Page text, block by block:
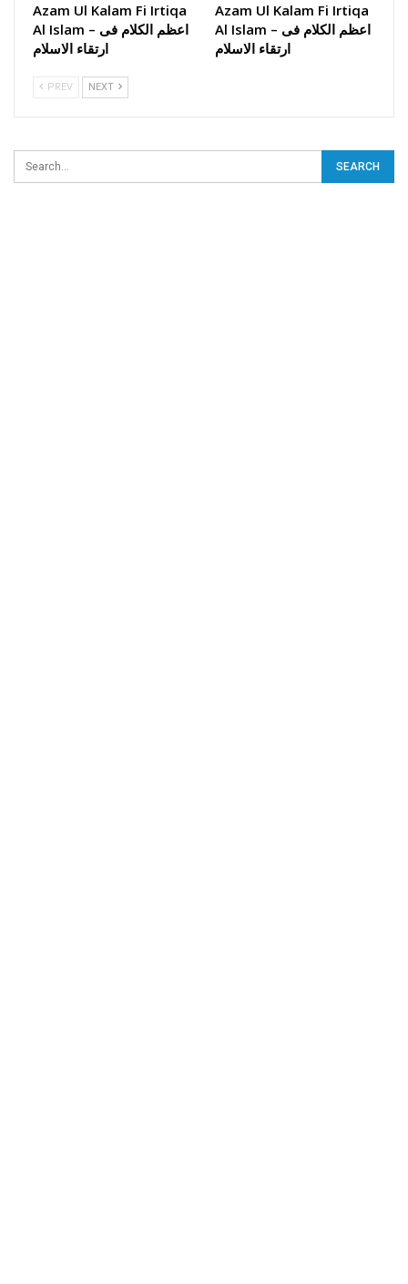
Azam Ul Kalam Fi Irtiqa
Al Islam – اعظم الکلام فی
ارتقاء الاسلام
Azam Ul Kalam Fi Irtiqa
Al Islam – اعظم الکلام فی
ارتقاء الاسلام
PREV NEXT